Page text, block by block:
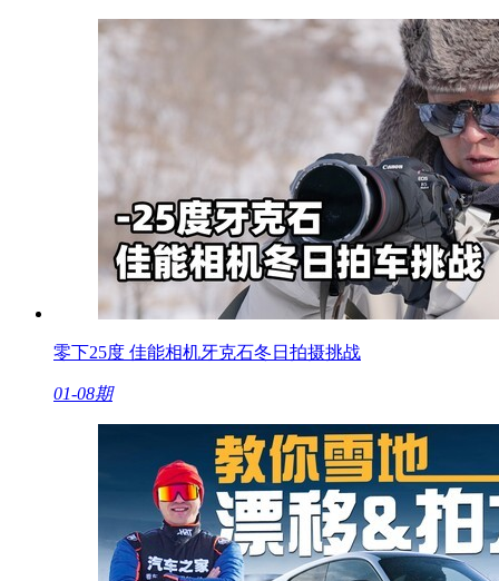
零下25度 佳能相机牙克石冬日拍摄挑战
01-08期